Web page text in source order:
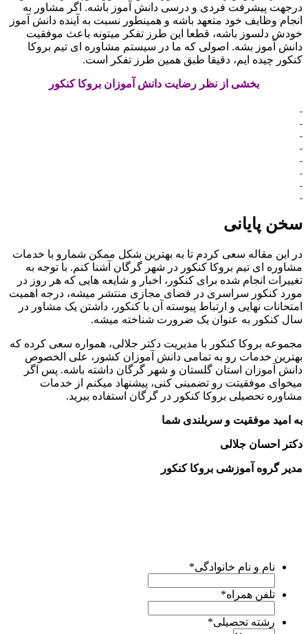
درجهت پیشرفت فردی و درسی دانش آموز باشه. اگر مشاور به
انجام وظایف خود متعهد باشه و همینطور نسبت به آینده دانش­ آموز
خودش دلسوز باشه، قطعا این طرز تفکر میتونه باعث موفقیت
دانش آموز بشه. اصولی که ما در سیستم مشاوره ­ای تیم بروکا
کنکور چیده­ ایم، دقیقا طبق همین طرز تفکر است.
بخشی از نظر رضایت دانش آموزان بروکا کنکور
سخن پایانی
در این مقاله سعی کردم تا به بهترین شکل ممکن شمارو با خدمات
مشاوره ای تیم بروکا کنکور در شهر گرگان آشنا کنم. با توجه به
تغییرات انجام شده برای کنکور، اخبار و شایعه هایی که هر روز در
مورد کنکور سراسری در فضای مجازی منتشر میشه، درجه اهمیت
امتحانات نهایی و ارتباط پیوسته آن با کنکور، داشتن یک مشاور در
سال کنکور به عنوان یک ضرورت شناخته میشه.
مجموعه بروکا کنکور با مدیریت دکتر جلالی، همواره سعی کرده که
بهترین خدمات رو به تمامی دانش آموزان کشور، علی الخصوص
دانش آموزان استان گلستان و شهر گرگان داشته باشه. پس اگر
میخوای موفقیتت رو تضمینی کنی، پیشنهاد میکنم از خدمات
مشاوره تحصیلی بروکا کنکور در گرگان استفاده ببرید.
به امید موفقیت و سربلندی شما
دکتر احسان جلالی
مدیر گروه آموزشی بروکا کنکور
نام و نام خانوادگی*
تلفن همراه*
رشته تحصیلی*